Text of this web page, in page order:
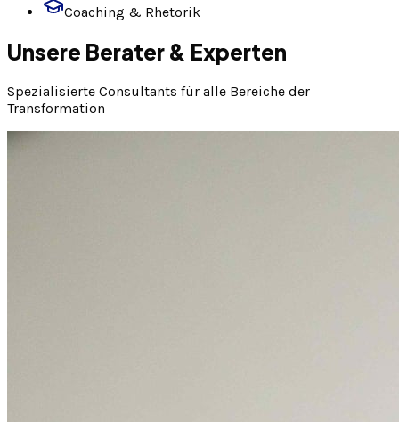
Coaching & Rhetorik
Unsere Berater & Experten
Spezialisierte Consultants für alle Bereiche der
Transformation